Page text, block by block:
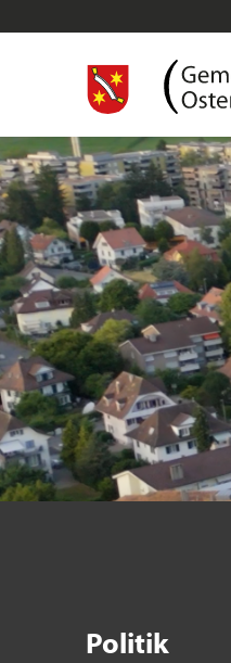
Politik